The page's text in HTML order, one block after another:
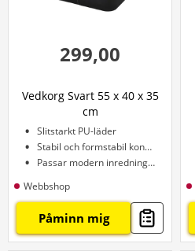
299,00
Vedkorg Svart 55 x 40 x 35
cm
Slitstarkt PU-läder
Stabil och formstabil konstruktion
Passar modern inredningsdesign
Webbshop
Påminn mig